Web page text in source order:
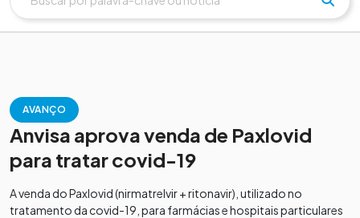
AVANÇO
Anvisa aprova venda de Paxlovid
para tratar covid-19
A venda do Paxlovid (nirmatrelvir + ritonavir), utilizado no
tratamento da covid-19, para farmácias e hospitais particulares